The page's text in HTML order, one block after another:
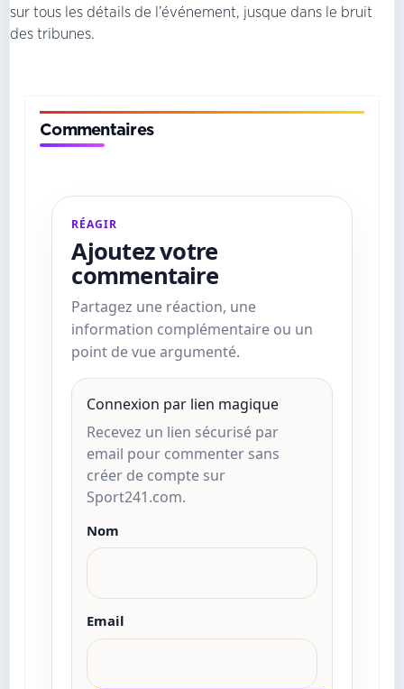
sur tous les détails de l’événement, jusque dans le bruit
des tribunes.
Commentaires
RÉAGIR
Ajoutez votre
commentaire
Partagez une réaction, une
information complémentaire ou un
point de vue argumenté.
Connexion par lien magique
Recevez un lien sécurisé par
email pour commenter sans
créer de compte sur
Sport241.com.
Nom
Email